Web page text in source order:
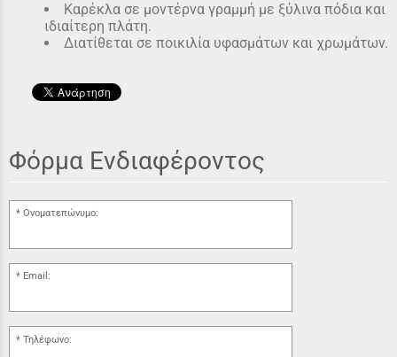
Καρέκλα σε μοντέρνα γραμμή με ξύλινα πόδια και
ιδιαίτερη πλάτη.
Διατίθεται σε ποικιλία υφασμάτων και χρωμάτων.
Φόρμα Ενδιαφέροντος
Ονοματεπώνυμο:
Email:
Τηλέφωνο: